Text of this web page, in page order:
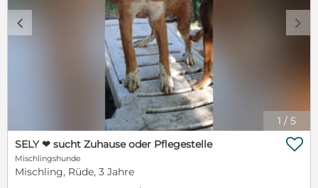
1 / 5
c d
SELY ❤ sucht Zuhause oder Pflegestelle
Mischlingshunde
Mischling, Rüde, 3 Jahre
